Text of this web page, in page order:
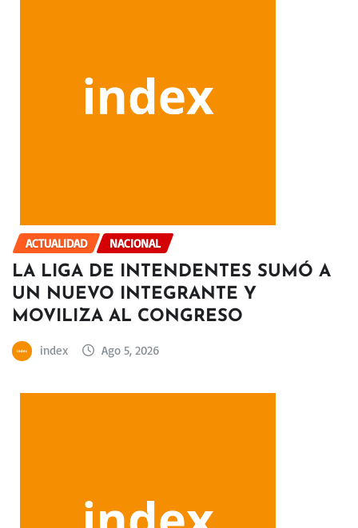
ACTUALIDAD NACIONAL
LA LIGA DE INTENDENTES SUMÓ A
UN NUEVO INTEGRANTE Y
MOVILIZA AL CONGRESO
index Ago 5, 2026